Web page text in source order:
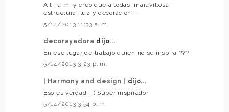
A ti, a mí y creo que a todas: maravillosa
estructura, luz y decoración!!!
5/14/2013 11:33 a. m.
decorayadora dijo...
En ese lugar de trabajo quien no se inspira ???
5/14/2013 3:23 p. m.
| Harmony and design |
dijo...
Eso es verdad ;-) Súper inspirador
5/14/2013 3:54 p. m.